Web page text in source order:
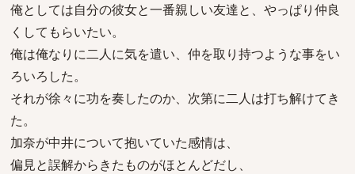
俺としては自分の彼女と一番親しい友達と、やっぱり仲良
くしてもらいたい。
俺は俺なりに二人に気を遣い、仲を取り持つような事をい
ろいろした。
それが徐々に功を奏したのか、次第に二人は打ち解けてき
た。
加奈が中井について抱いていた感情は、
偏見と誤解からきたものがほとんどだし、